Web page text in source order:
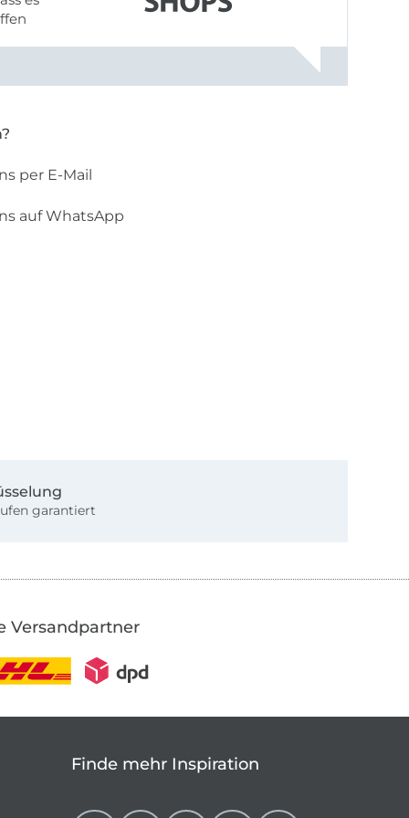
per E-Mail
auf WhatsApp
garantiert
Versandpartner
Finde mehr Inspiration